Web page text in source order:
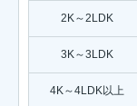
2K～2LDK
3K～3LDK
4K～4LDK以上